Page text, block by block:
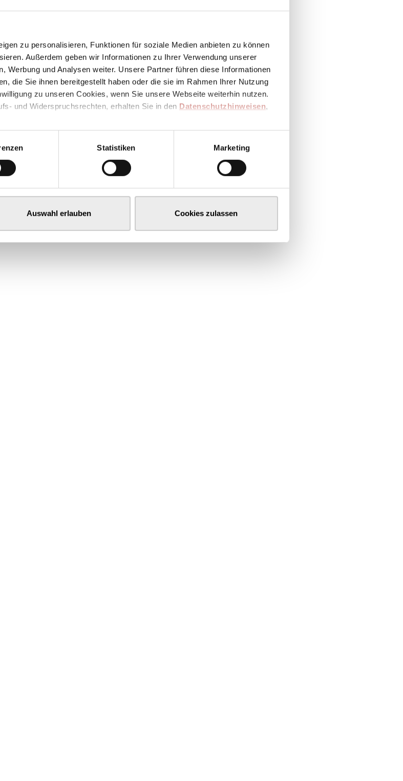
zu personalisieren, Funktionen für soziale Medien anbieten zu können
Außerdem geben wir Informationen zu Ihrer Verwendung unserer
Werbung und Analysen weiter. Unsere Partner führen diese Informationen
die Sie ihnen bereitgestellt haben oder die sie im Rahmen Ihrer Nutzung
zu unseren Cookies, wenn Sie unsere Webseite weiterhin nutzen.
und Widerspruchsrechten, erhalten Sie in den Datenschutzhinweisen,
Statistiken Marketing
Auswahl erlauben Cookies zulassen